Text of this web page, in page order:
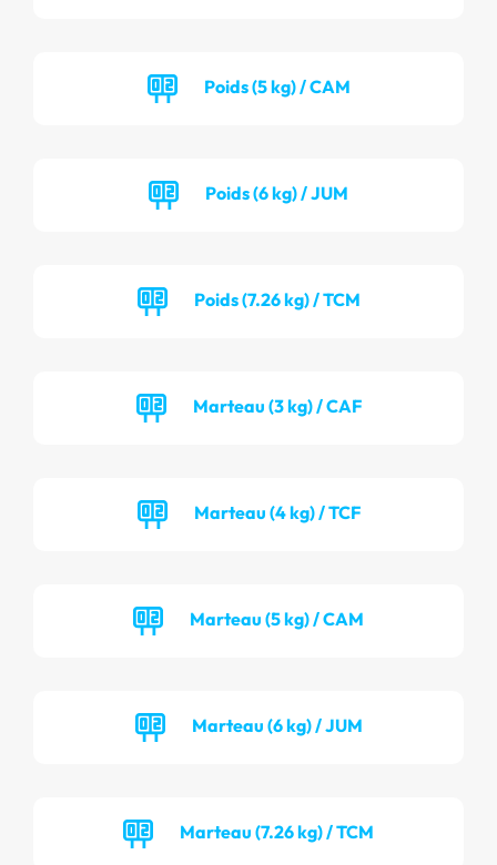
Poids (5 kg) / CAM
Poids (6 kg) / JUM
Poids (7.26 kg) / TCM
Marteau (3 kg) / CAF
Marteau (4 kg) / TCF
Marteau (5 kg) / CAM
Marteau (6 kg) / JUM
Marteau (7.26 kg) / TCM